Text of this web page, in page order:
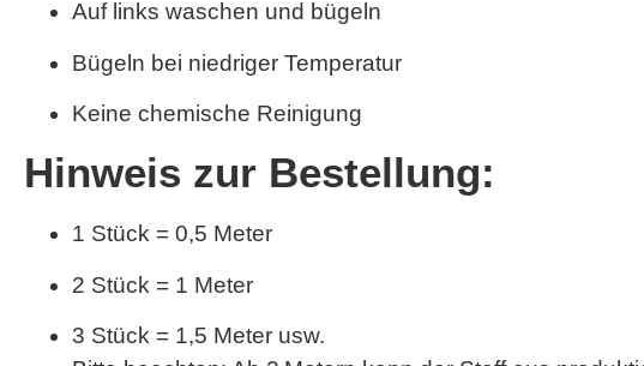
Auf links waschen und bügeln
Bügeln bei niedriger Temperatur
Keine chemische Reinigung
Hinweis zur Bestellung:
1 Stück = 0,5 Meter
2 Stück = 1 Meter
3 Stück = 1,5 Meter usw.